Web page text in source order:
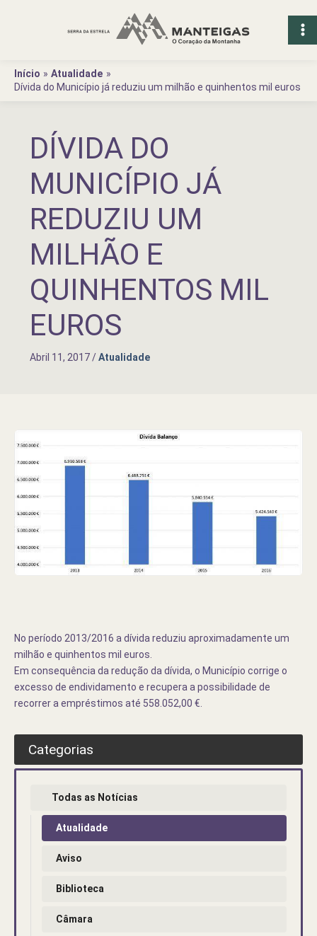
Início
Atualidade
Dívida do Município já reduziu um milhão e quinhentos mil euros
DÍVIDA DO
MUNICÍPIO JÁ
REDUZIU UM
MILHÃO E
QUINHENTOS MIL
EUROS
Abril 11, 2017/Atualidade
No período 2013/2016 a dívida reduziu aproximadamente um
milhão e quinhentos mil euros.
Em consequência da redução da dívida, o Município corrige o
excesso de endividamento e recupera a possibilidade de
recorrer a empréstimos até 558.052,00 €.
Categorias
Todas as Notícias
Atualidade
Aviso
Biblioteca
Câmara